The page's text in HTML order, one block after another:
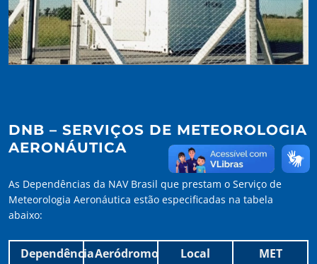
DNB – SERVIÇOS DE METEOROLOGIA
AERONÁUTICA
As Dependências da NAV Brasil que prestam o Serviço de
Meteorologia Aeronáutica estão especificadas na tabela
abaixo:
DependênciaAeródromo Local MET